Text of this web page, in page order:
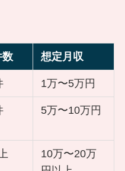
数 想定月収
1万〜5万円
5万〜10万円
10万〜20万